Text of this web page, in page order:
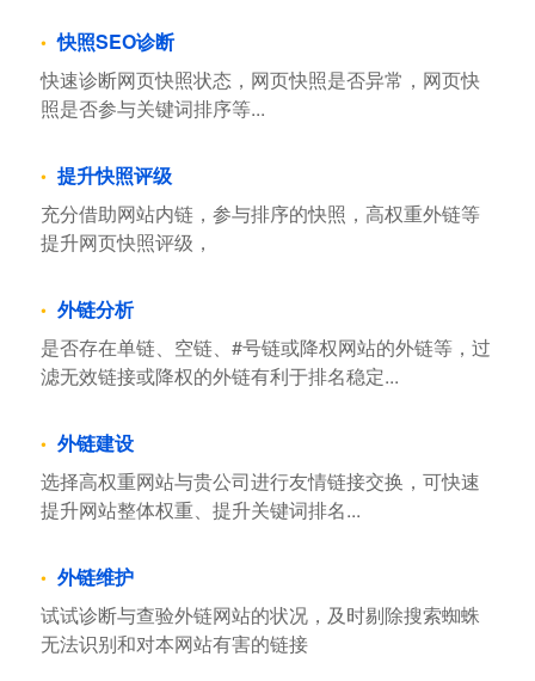
快照SEO诊断
快速诊断网页快照状态，网页快照是否异常，网页快
照是否参与关键词排序等...
提升快照评级
充分借助网站内链，参与排序的快照，高权重外链等
提升网页快照评级，
外链分析
是否存在单链、空链、#号链或降权网站的外链等，过
滤无效链接或降权的外链有利于排名稳定...
外链建设
选择高权重网站与贵公司进行友情链接交换，可快速
提升网站整体权重、提升关键词排名...
外链维护
试试诊断与查验外链网站的状况，及时剔除搜索蜘蛛
无法识别和对本网站有害的链接